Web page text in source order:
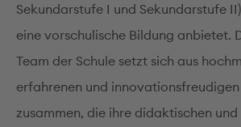
Sekundarstufe I und Sekundarstufe
eine vorschulische Bildung anbietet.
Team der Schule setzt sich aus
erfahrenen und
zusammen, die ihre didaktischen